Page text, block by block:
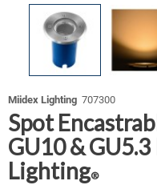
Miidex Lighting 707300
Spot
GU10 &
Lighting®